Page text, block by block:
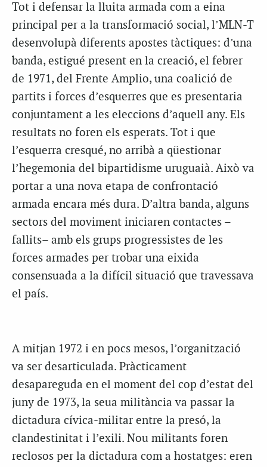
Tot i defensar la lluita armada com a eina
principal per a la transformació social, l’MLN-T
desenvolupà diferents apostes tàctiques: d’una
banda, estigué present en la creació, el febrer
de 1971, del Frente Amplio, una coalició de
partits i forces d’esquerres que es presentaria
conjuntament a les eleccions d’aquell any. Els
resultats no foren els esperats. Tot i que
l’esquerra cresqué, no arribà a qüestionar
l’hegemonia del bipartidisme uruguaià. Això va
portar a una nova etapa de confrontació
armada encara més dura. D’altra banda, alguns
sectors del moviment iniciaren contactes –
fallits– amb els grups progressistes de les
forces armades per trobar una eixida
consensuada a la difícil situació que travessava
el país.
A mitjan 1972 i en pocs mesos, l’organització
va ser desarticulada. Pràcticament
desapareguda en el moment del cop d’estat del
juny de 1973, la seua militància va passar la
dictadura cívica-militar entre la presó, la
clandestinitat i l’exili. Nou militants foren
reclosos per la dictadura com a hostatges: eren